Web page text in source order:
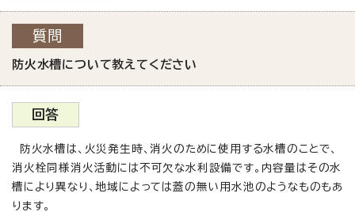
質問
防火水槽について教えてください
回答
防火水槽は、火災発生時、消火のために使用する水槽のことで、
消火栓同様消火活動には不可欠な水利設備です。内容量はその水
槽により異なり、地域によっては蓋の無い用水池のようなものもあ
ります。